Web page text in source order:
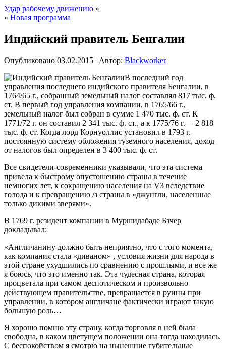
Удар рабочему движению »
« Новая программа
Индийский правитель Бенгалии
Опубликовано 03.02.2015 | Автор: Blackworker
В последний год
управления последнего индийского правителя Бенгалии, в
1764/65 г., собранный земельный налог составлял 817 тыс. ф.
ст. В первый год управления компании, в 1765/66 г.,
земельный налог был собран в сумме 1 470 тыс. ф. ст. К
1771/72 г. он составил 2 341 тыс. ф. ст., а к 1775/76 г.— 2 818
тыс. ф. ст. Когда лорд Корнуоллис установил в 1793 г.
постоянную систему обложения туземного населения, доход
от налогов был определен в 3 400 тыс. ф. ст.
Все свидетели-современники указывали, что эта система
привела к быстрому опустошению страны в течение
немногих лет, к сокращению населения на V3 вследствие
голода и к превращению /з страны в «джунгли, населенные
только дикими зверями».
В 1769 г. резидент компании в Муршидабаде Бзчер
докладывал:
«Англичанину должно быть неприятно, что с того момента,
как компания стала «диваном» , условия жизни для народа в
этой стране ухудшились по сравнению с прошлыми, и все же
я боюсь, что это именно так. Эта чудесная страна, которая
процветала при самом деспотическом и произвольно
действующем правительстве, превращается в руины при
управлении, в котором англичане фактически играют такую
большую роль…
Я хорошо помню эту страну, когда торговля в ней была
свободна, в каком цветущем положении она тогда находилась.
С беспокойством я смотрю на нынешние губительные